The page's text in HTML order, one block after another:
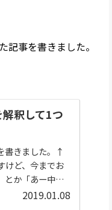
事を書きました。
釈して1つ
書きました。↑
けど、今までお
とか「あー中吉
2019.01.08